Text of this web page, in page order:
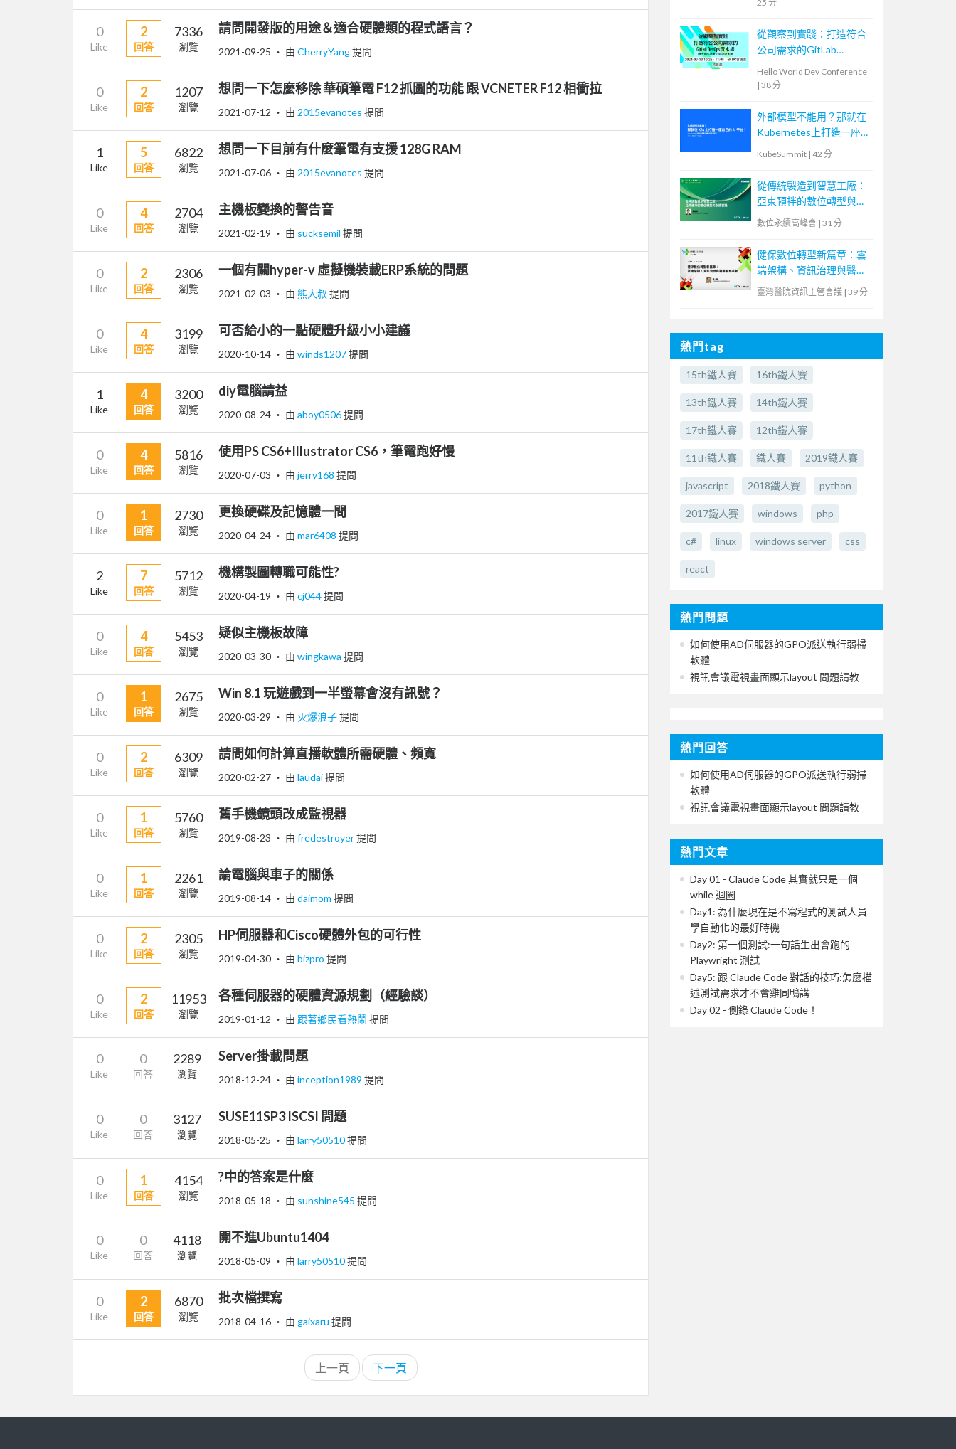
0
Like
2
回答
7336
瀏覽
請問開發版的用途＆適合硬體類的程式語言？
2021-09-25 ‧ 由 CherryYang提問
0
Like
2
回答
1207
瀏覽
想問一下怎麼移除 華碩筆電 F12 抓圖的功能 跟 VCNETER F12 相衝拉
2021-07-12 ‧ 由 2015evanotes 提問
1
Like
5
回答
6822
瀏覽
想問一下目前有什麼筆電有支援 128G RAM
2021-07-06 ‧ 由 2015evanotes 提問
0
Like
4
回答
2704
瀏覽
主機板變換的警告音
2021-02-19 ‧ 由 sucksemil 提問
0
Like
2
回答
2306
瀏覽
一個有關hyper-v 虛擬機裝載ERP系統的問題
2021-02-03 ‧ 由 熊大叔 提問
0
Like
4
回答
3199
瀏覽
可否給小的一點硬體升級小小建議
2020-10-14 ‧ 由 winds1207提問
1
Like
4
回答
3200
瀏覽
diy電腦請益
2020-08-24 ‧ 由 aboy0506提問
0
Like
4
回答
5816
瀏覽
使用PS CS6+Illustrator CS6，筆電跑好慢
2020-07-03 ‧ 由 jerry168 提問
0
Like
1
回答
2730
瀏覽
更換硬碟及記憶體一問
2020-04-24 ‧ 由 mar6408 提問
2
Like
7
回答
5712
瀏覽
機構製圖轉職可能性?
2020-04-19 ‧ 由 cj044提問
0
Like
4
回答
5453
瀏覽
疑似主機板故障
2020-03-30 ‧ 由 wingkawa 提問
0
Like
1
回答
2675
瀏覽
Win 8.1 玩遊戲到一半螢幕會沒有訊號？
2020-03-29 ‧ 由 火爆浪子提問
0
Like
2
回答
6309
瀏覽
請問如何計算直播軟體所需硬體、頻寬
2020-02-27 ‧ 由 laudai提問
0
Like
1
回答
5760
瀏覽
舊手機鏡頭改成監視器
2019-08-23 ‧ 由 fredestroyer提問
0
Like
1
回答
2261
瀏覽
論電腦與車子的關係
2019-08-14 ‧ 由 daimom 提問
0
Like
2
回答
2305
瀏覽
HP伺服器和Cisco硬體外包的可行性
2019-04-30 ‧ 由 bizpro 提問
0
Like
2
回答
11953
瀏覽
各種伺服器的硬體資源規劃（經驗談）
2019-01-12 ‧ 由 跟著鄉民看熱鬧 提問
0
Like
0
回答
2289
瀏覽
Server掛載問題
2018-12-24 ‧ 由 inception1989 提問
0
Like
0
回答
3127
瀏覽
SUSE11SP3 ISCSI 問題
2018-05-25 ‧ 由 larry50510提問
0
Like
1
回答
4154
瀏覽
?中的答案是什麼
2018-05-18 ‧ 由 sunshine545 提問
0
Like
0
回答
4118
瀏覽
開不進Ubuntu1404
2018-05-09 ‧ 由 larry50510提問
0
Like
2
回答
6870
瀏覽
批次檔撰寫
2018-04-16 ‧ 由 gaixaru 提問
上一頁 下一頁
25 分
從觀察到實踐：打造符合
公司需求的GitLab
Hello World Dev Conference
| 38 分
外部模型不能用？那就在
Kubernetes上打造一座自
KubeSummit | 42 分
從傳統製造到智慧工廠：
亞東預拌的數位轉型與永
續實踐
數位永續高峰會 | 31 分
健保數位轉型新篇章：雲
端架構、資訊治理與醫療
服務革新
臺灣醫院資訊主管會議 | 39 分
熱門tag
15th鐵人賽 16th鐵人賽
13th鐵人賽 14th鐵人賽
17th鐵人賽 12th鐵人賽
11th鐵人賽 鐵人賽 2019鐵人賽
javascript 2018鐵人賽 python
2017鐵人賽 windows php
c# linux windows server css
react
熱門問題
如何使用AD伺服器的GPO派送執行弱掃
軟體
視訊會議電視畫面顯示layout 問題請教
熱門回答
如何使用AD伺服器的GPO派送執行弱掃
軟體
視訊會議電視畫面顯示layout 問題請教
熱門文章
Day 01 - Claude Code 其實就只是一個
while 迴圈
Day1: 為什麼現在是不寫程式的測試人員
學自動化的最好時機
Day2: 第一個測試:一句話生出會跑的
Playwright 測試
Day5: 跟 Claude Code 對話的技巧:怎麼描
述測試需求才不會雞同鴨講
Day 02 - 側錄 Claude Code！